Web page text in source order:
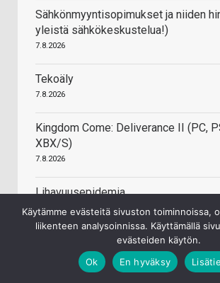
Sähkönmyyntisopimukset ja niiden
yleistä sähkökeskustelua!)
7.8.2026
Tekoäly
7.8.2026
Kingdom Come: Deliverance II (PC,
XBX/S)
7.8.2026
Lihavuusepidemia
7.8.2026
Asunnon ostaminen ja asuntolaina
Käytämme evästeitä sivuston toiminnoissa,
liikenteen analysoinnissa. Käyttämällä
evästeiden käytön.
Ok
En hyväksy